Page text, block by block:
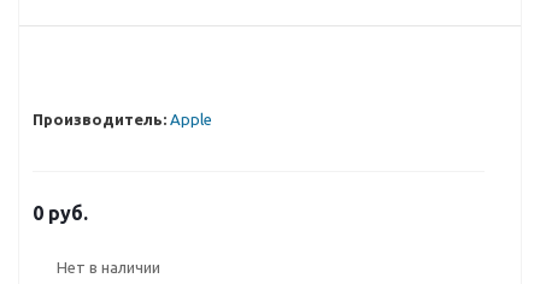
Производитель: Apple
0 руб.
Нет в наличии